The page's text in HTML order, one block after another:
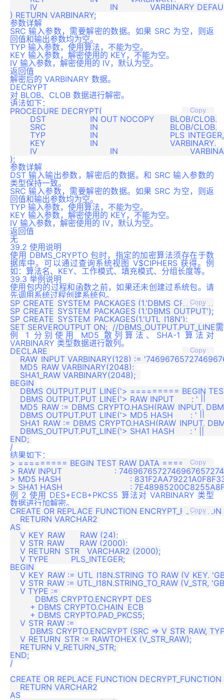
参数详解
SRC 输入参数，需要解密的数据。如果 SRC 为空，则返
回值和输出参数均为空。
TYP 输入参数，使用算法，不能为空。
KEY 输入参数，解密使用的 KEY，不能为空。
IV 输入参数，解密使用的 IV，默认为空。
返回值
解密后的 VARBINARY 数据。
DECRYPT
对 BLOB、CLOB 数据进行解密。
语法如下：
Copy
PROCEDURE DECRYPT(
参数详解
DST 输入输出参数，解密后的数据。和 SRC 输入参数的
类型保持一致。
SRC 输入参数，需要解密的数据。如果 SRC 为空，则返
回值和输出参数均为空。
TYP 输入参数，使用算法，不能为空。
KEY 输入参数，解密使用的 KEY，不能为空。
IV 输入参数，解密使用的 IV，默认为空。
返回值
无
39.2 使用说明
使用 DBMS_CRYPTO 包时，指定的加密算法须存在于数
据库中。可以通过查询系统视图 V$CIPHERS 获得。例
如：算法名、KEY、工作模式、填充模式、分组长度等。
39.3 举例说明
使用包内的过程和函数之前，如果还未创建过系统包。请
先调用系统过程创建系统包。
Copy
SP_CREATE_SYSTEM_PACKAGES (1,'DBMS_CRYPTO');
SP_CREATE_SYSTEM_PACKAGES (1,'DBMS_OUTPUT');
SP_CREATE_SYSTEM_PACKAGES(1,'UTL_I18N');
例 1 分别使用 MD5 散列算法、SHA-1 算法对
VARBINARY 类型数据进行散列。
Copy
DECLARE
RAW_INPUT VARBINARY(128) :=
    MD5_RAW VARBINARY(2048);
    SHA1_RAW VARBINARY(2048);
BEGIN
DBMS_OUTPUT.PUT_LINE('> ========= BEGIN
DBMS_OUTPUT.PUT_LINE('> RAW INPUT       : ' ||
MD5_RAW := DBMS_CRYPTO.HASH(RAW_INPUT,
DBMS_OUTPUT.PUT_LINE('> MD5 HASH       : ' ||
SHA1_RAW := DBMS_CRYPTO.HASH(RAW_INPUT,
    DBMS_OUTPUT.PUT_LINE('> SHA1 HASH     	: ' ||             SHA1_RAW);
END;
结果如下：
Copy
> ========= BEGIN TEST RAW DATA =========
> RAW INPUT                     :
> MD5 HASH              		: 831F2AA79221A0F8F330E43A76B53323
例 2 使用 DES+ECB+PKCS5 算法对 VARBINARY 类型
数据进行加解密。
Copy
CREATE OR REPLACE FUNCTION
    RETURN VARCHAR2
AS
    V_KEY_RAW      RAW (24);
    V_STR_RAW      RAW (2000);
    V_RETURN_STR   VARCHAR2 (2000);
    V_TYPE         PLS_INTEGER;
BEGIN
V_KEY_RAW := UTL_I18N.STRING_TO_RAW (V_KEY,
V_STR_RAW := UTL_I18N.STRING_TO_RAW (V_STR,
    V_TYPE :=
          DBMS_CRYPTO.ENCRYPT_DES
        + DBMS_CRYPTO.CHAIN_ECB
        + DBMS_CRYPTO.PAD_PKCS5;
    V_STR_RAW :=
DBMS_CRYPTO.ENCRYPT (SRC => V_STR_RAW,
    V_RETURN_STR := RAWTOHEX (V_STR_RAW);
    RETURN V_RETURN_STR;
END;
/
CREATE OR REPLACE FUNCTION
    RETURN VARCHAR2
AS